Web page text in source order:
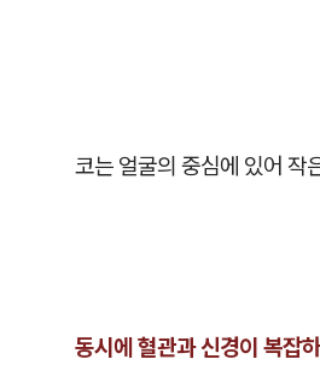
코는 얼굴의 중심에 있어 작
동시에 혈관과 신경이 복잡